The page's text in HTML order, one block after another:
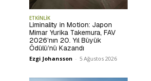
ETKİNLİK
Liminality in Motion: Japon
Mimar Yurika Takemura, FAV
2026’nın 20. Yıl Büyük
Ödülü’nü Kazandı
Ezgi Johansson - 5 Ağustos 2026